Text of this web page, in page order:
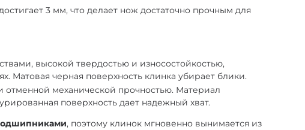
3 мм, что делает нож достаточно прочным для
высокой твердостью и износостойкостью,
Матовая черная поверхность клинка убирает блики.
отменной механической прочностью. Материал
поверхность дает надежный хват.
, поэтому клинок мгновенно вынимается из